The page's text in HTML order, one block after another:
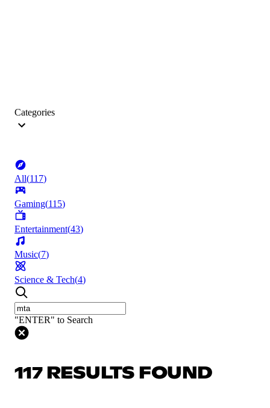
Categories
All(117)
Gaming(115)
Entertainment(43)
Music(7)
Science & Tech(4)
"ENTER" to Search
117 RESULTS FOUND